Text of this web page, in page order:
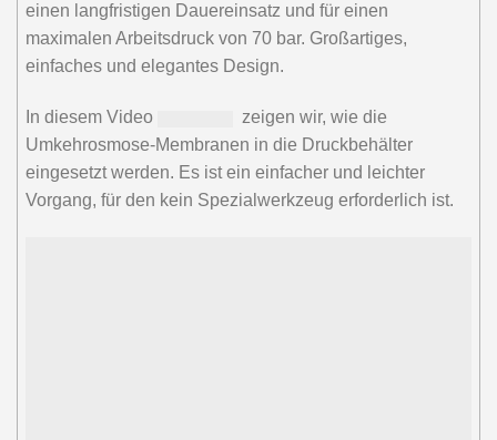
einen langfristigen Dauereinsatz und für einen
maximalen Arbeitsdruck von 70 bar. Großartiges,
einfaches und elegantes Design.
In diesem Video
zeigen wir, wie die
Umkehrosmose-Membranen in die Druckbehälter
eingesetzt werden. Es ist ein einfacher und leichter
Vorgang, für den kein Spezialwerkzeug erforderlich ist.